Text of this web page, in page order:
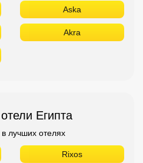
Aska
Akra
Египта
лучших отелях
Rixos